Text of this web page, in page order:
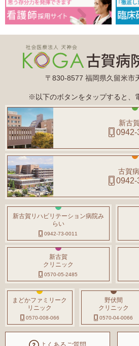
〒830-8577 福岡県久留米市
※以下のボタンをタップすると、
新古
0942-
古賀
0942-
新古賀リハビリテーション病院み
らい
0942-73-0011
新古賀
クリニック
0570-05-2485
まどかファミリーク
リニック
0570-008-066
野伏間
クリニック
0570-04-0066